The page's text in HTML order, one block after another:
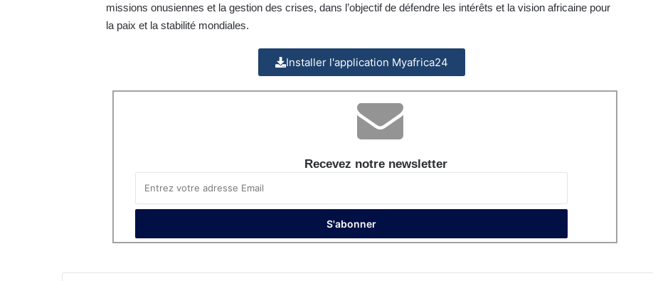
missions onusiennes et la gestion des crises, dans l’objectif de défendre les intérêts et la vision africaine pour
la paix et la stabilité mondiales.
Installer l'application Myafrica24
Recevez notre newsletter